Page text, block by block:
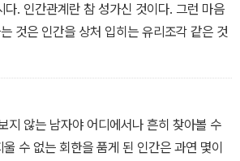
연쇄살인마, 일명 '손가락 수집가'와 뛰어난
뒤쫓는 형사 사이조. 그러나 인생의 전부
인다. 이제는 모든 것을 걸 수밖에 없어진 그
어떤 모습일까.
다. 인간관계란 참 성가신 것이다. 그런 마음
것은 인간을 상처 입히는 유리조각 같은 것
지 않는 남자야 어디에서나 흔히 찾아볼 수
수 없는 회한을 품게 된 인간은 과연 몇이